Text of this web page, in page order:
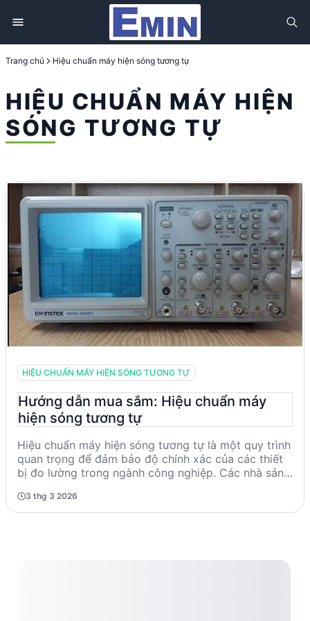
Trang chủ Hiệu chuẩn máy hiện sóng tương tự
HIỆU CHUẨN MÁY HIỆN
SÓNG TƯƠNG TỰ
HIỆU CHUẨN MÁY HIỆN SÓNG TƯƠNG TỰ
Hướng dẫn mua sắm: Hiệu chuẩn máy
hiện sóng tương tự
Hiệu chuẩn máy hiện sóng tương tự là một quy trình
quan trọng để đảm bảo độ chính xác của các thiết
bị đo lường trong ngành công nghiệp. Các nhà sản
các dịch vụ hiệu chuẩn đáng tin cậy. Khi lựa chọn
dịch vụ, cần chú ý đến các tiêu chí kỹ thuật như độ
3 thg 3 2026